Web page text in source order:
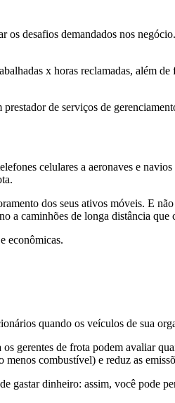
os desafios demandados nos
x horas reclamadas, além de
de serviços de
celulares a aeronaves e navios
dos seus ativos móveis. E não
a caminhões de longa distância
econômicas.
quando os veículos de sua
gerentes de frota podem avaliar
combustível) e reduz as
gastar dinheiro: assim, você pode